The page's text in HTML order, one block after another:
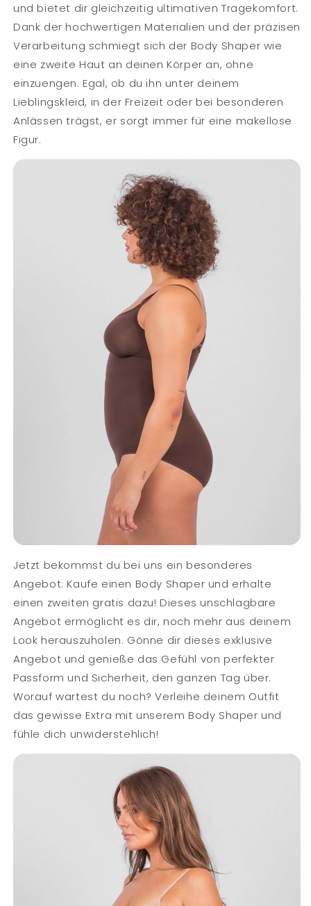
und bietet dir gleichzeitig ultimativen Tragekomfort.
Dank der hochwertigen Materialien und der präzisen
Verarbeitung schmiegt sich der Body Shaper wie
eine zweite Haut an deinen Körper an, ohne
einzuengen. Egal, ob du ihn unter deinem
Lieblingskleid, in der Freizeit oder bei besonderen
Anlässen trägst, er sorgt immer für eine makellose
Figur.
Jetzt bekommst du bei uns ein besonderes
Angebot: Kaufe einen Body Shaper und erhalte
einen zweiten gratis dazu! Dieses unschlagbare
Angebot ermöglicht es dir, noch mehr aus deinem
Look herauszuholen. Gönne dir dieses exklusive
Angebot und genieße das Gefühl von perfekter
Passform und Sicherheit, den ganzen Tag über.
Worauf wartest du noch? Verleihe deinem Outfit
das gewisse Extra mit unserem Body Shaper und
fühle dich unwiderstehlich!